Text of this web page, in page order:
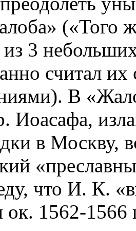
(«Того
из 3
считал
В
Иоасафа,
в Москву,
что И. К.
ок. 1562-1566